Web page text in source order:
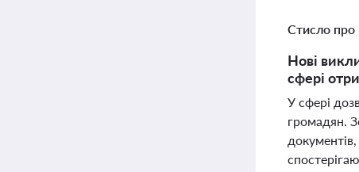
Стисло про
Нові
сфері
У сфері
громадян.